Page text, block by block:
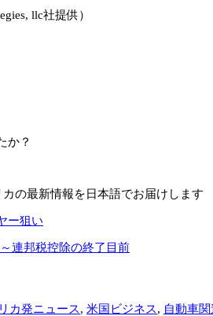
llc社提供）
か？
の最新情報を日本語でお届けします
ー狙い
連邦税控除の終了目前
カ発ニュース, 米国ビジネス, 自動車関